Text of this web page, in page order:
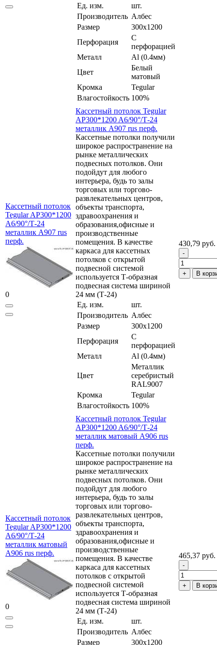
Ед. изм.
шт.
Производитель Албес
Размер
300x1200
Перфорация
С
перфорацией
Металл
Al (0.4мм)
Цвет
Белый
матовый
Кромка
Tegular
Влагостойкость 100%
Кассетный потолок
Tegular AP300*1200
A6/90°/Т-24
металлик А907 rus
перф.
0
Кассетный потолок Tegular
AP300*1200 A6/90°/Т-24
металлик А907 rus перф.
Кассетные потолки получили
широкое распространение на
рынке металлических
подвесных потолков. Они
подойдут для любого
интерьера, будь то залы
торговых или торгово-
развлекательных центров,
объекты транспорта,
здравоохранения и
образования,офисные и
производственные
помещения. В качестве
каркаса для кассетных
потолков с открытой
подвесной системой
используется Т-образная
подвесная система шириной
24 мм (Т-24)
Ед. изм.
шт.
Производитель Албес
Размер
300x1200
Перфорация
С
перфорацией
Металл
Al (0.4мм)
Цвет
Металлик
серебристый
RAL9007
Кромка
Tegular
Влагостойкость 100%
430,79 руб.
В
Кассетный потолок
Tegular AP300*1200
A6/90°/Т-24
металлик матовый
А906 rus перф.
0
Кассетный потолок Tegular
AP300*1200 A6/90°/Т-24
металлик матовый А906 rus
перф.
Кассетные потолки получили
широкое распространение на
рынке металлических
подвесных потолков. Они
подойдут для любого
интерьера, будь то залы
торговых или торгово-
развлекательных центров,
объекты транспорта,
здравоохранения и
образования,офисные и
производственные
помещения. В качестве
каркаса для кассетных
потолков с открытой
подвесной системой
используется Т-образная
подвесная система шириной
24 мм (Т-24)
Ед. изм.
шт.
Производитель Албес
Размер
300x1200
465,37 руб.
В